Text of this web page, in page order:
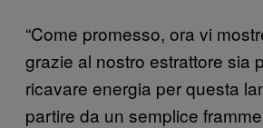
“Come promesso, ora vi
grazie al nostro estrattore sia
ricavare energia per questa
partire da un semplice